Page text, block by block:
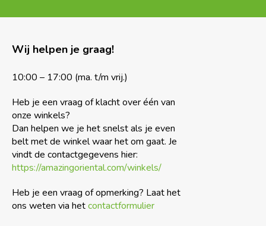
Wij helpen je graag!
10:00 – 17:00 (ma. t/m vrij.)
Heb je een vraag of klacht over één van
onze winkels?
Dan helpen we je het snelst als je even
belt met de winkel waar het om gaat. Je
vindt de contactgegevens hier:
https://amazingoriental.com/winkels/
Heb je een vraag of opmerking? Laat het
ons weten via hetcontactformulier